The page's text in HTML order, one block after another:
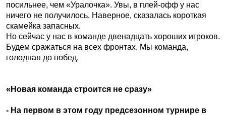
посильнее, чем «Уралочка». Увы, в плей-офф у нас
ничего не получилось. Наверное, сказалась короткая
скамейка запасных.
Но сейчас у нас в команде двенадцать хороших игроков.
Будем сражаться на всех фронтах. Мы команда,
голодная до побед.
«Новая команда строится не сразу»
- На первом в этом году предсезонном турнире в